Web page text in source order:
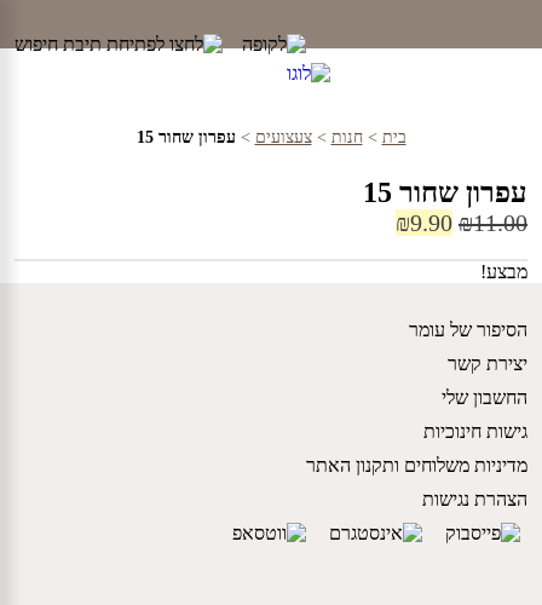
content
בית >חנות >צעצועים > עפרון שחור 15
עפרון שחור 15
₪11.00
המחיר
₪9.90
מבצע!
הסיפור של עומר
יצירת קשר
החשבון שלי
גישות חינוכיות
מדיניות משלוחים ותקנון האתר
הצהרת נגישות